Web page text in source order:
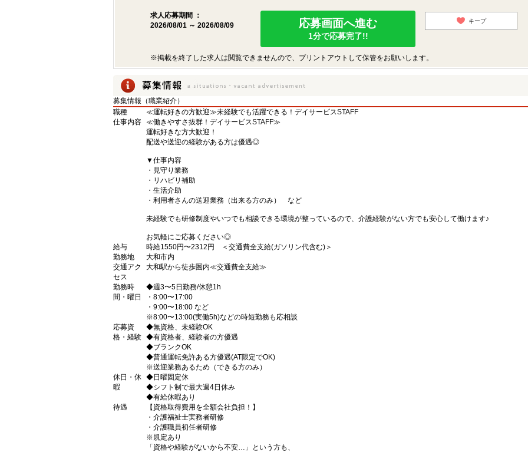
求人応募期間 ：
2026/08/01 ～ 2026/08/09
応募画面へ進む
1分で応募完了!!
キープ
※掲載を終了した求人は閲覧できませんので、プリントアウトして保管をお願いします。
募集情報（職業紹介）
職種
≪運転好きの方歓迎≫未経験でも活躍できる！デイサービスSTAFF
仕事内容
≪働きやすさ抜群！デイサービスSTAFF≫
運転好きな方大歓迎！
配送や送迎の経験がある方は優遇◎
▼仕事内容
・見守り業務
・リハビリ補助
・生活介助
・利用者さんの送迎業務（出来る方のみ） など
未経験でも研修制度やいつでも相談できる環境が整っているので、介護経験がない方でも安心して働けます♪
お気軽にご応募ください◎
給与
時給1550円〜2312円 ＜交通費全支給(ガソリン代含む)＞
勤務地
大和市内
交通アク
セス
大和駅から徒歩圏内≪交通費全支給≫
勤務時
間・曜日
◆週3〜5日勤務/休憩1h
・8:00〜17:00
・9:00〜18:00 など
※8:00〜13:00(実働5h)などの時短勤務も応相談
応募資
格・経験
◆無資格、未経験OK
◆有資格者、経験者の方優遇
◆ブランクOK
◆普通運転免許ある方優遇(AT限定でOK)
※送迎業務あるため（できる方のみ）
休日・休
暇
◆日曜固定休
◆シフト制で最大週4日休み
◆有給休暇あり
待遇
【資格取得費用を全額会社負担！】
・介護福祉士実務者研修
・介護職員初任者研修
※規定あり
「資格や経験がないから不安…」という方も、